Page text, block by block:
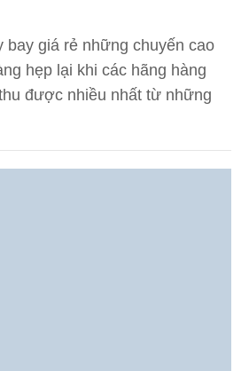
bay giá rẻ những chuyến cao
hẹp lại khi các hãng hàng
được nhiều nhất từ những